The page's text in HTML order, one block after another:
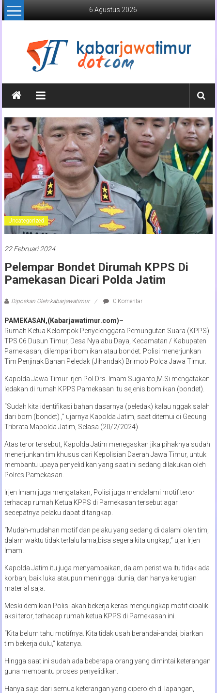
Lompat
ke
6 Agustus 2026
Kabar
Jawa
Timur
Media
Online
Jawa
Timur
Uncategorized
22 Februari 2024
Pelempar Bondet Dirumah KPPS Di
Pamekasan Dicari Polda Jatim
Diposkan Oleh:kabarjawatimur 0 Komentar
PAMEKASAN,(Kabarjawatimur.com)–
Rumah Ketua Kelompok Penyelenggara Pemungutan Suara (KPPS)
TPS 06 Dusun Timur, Desa Nyalabu Daya, Kecamatan / Kabupaten
Pamekasan, dilempari bom ikan atau bondet. Polisi menerjunkan
Tim Penjinak Bahan Peledak (Jihandak) Brimob Polda Jawa Timur.
Kapolda Jawa Timur Irjen Pol Drs. Imam Sugianto,M.Si mengatakan
ledakan di rumah KPPS Pamekasan itu sejenis bom ikan (bondet).
“Sudah kita identifikasi bahan dasarnya (peledak) kalau nggak salah
dari bom (bondet) ,” ujarnya Kapolda Jatim, saat ditemui di Gedung
Tribrata Mapolda Jatim, Selasa (20/2/2024)
Atas teror tersebut, Kapolda Jatim menegaskan jika pihaknya sudah
menerjunkan tim khusus dari Kepolisian Daerah Jawa Timur, untuk
membantu upaya penyelidikan yang saat ini sedang dilakukan oleh
Polres Pamekasan.
Irjen Imam juga mengatakan, Polisi juga mendalami motif teror
terhadap rumah Ketua KPPS di Pamekasan tersebut agar
secepatnya pelaku dapat ditangkap.
“Mudah-mudahan motif dan pelaku yang sedang di dalami oleh tim,
dalam waktu tidak terlalu lama,bisa segera kita ungkap,” ujar Irjen
Imam.
Kapolda Jatim itu juga menyampaikan, dalam peristiwa itu tidak ada
korban, baik luka ataupun meninggal dunia, dan hanya kerugian
material saja.
Meski demikian Polisi akan bekerja keras mengungkap motif dibalik
aksi teror, terhadap rumah ketua KPPS di Pamekasan ini.
“Kita belum tahu motifnya. Kita tidak usah berandai-andai, biarkan
tim bekerja dulu,” katanya.
Hingga saat ini sudah ada beberapa orang yang dimintai keterangan
guna membantu proses penyelidikan.
Hanya saja dari semua keterangan yang diperoleh di lapangan,